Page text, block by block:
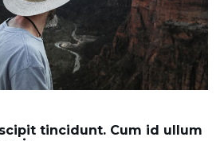
tincidunt. Cum id ullum